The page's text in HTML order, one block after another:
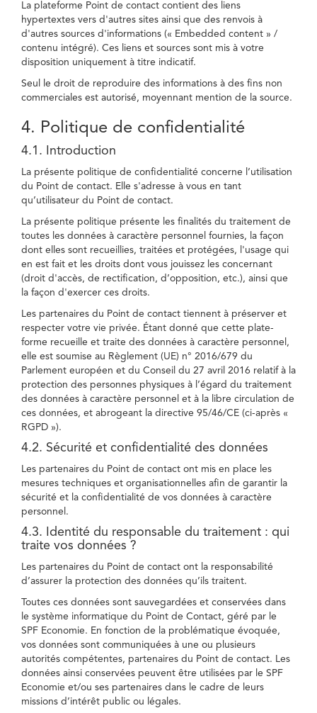
La plateforme Point de contact contient des liens
hypertextes vers d'autres sites ainsi que des renvois à
d'autres sources d'informations (« Embedded content » /
contenu intégré). Ces liens et sources sont mis à votre
disposition uniquement à titre indicatif.
Seul le droit de reproduire des informations à des fins non
commerciales est autorisé, moyennant mention de la source.
4. Politique de confidentialité
4.1. Introduction
La présente politique de confidentialité concerne l’utilisation
du Point de contact. Elle s'adresse à vous en tant
qu’utilisateur du Point de contact.
La présente politique présente les finalités du traitement de
toutes les données à caractère personnel fournies, la façon
dont elles sont recueillies, traitées et protégées, l'usage qui
en est fait et les droits dont vous jouissez les concernant
(droit d'accès, de rectification, d’opposition, etc.), ainsi que
la façon d'exercer ces droits.
Les partenaires du Point de contact tiennent à préserver et
respecter votre vie privée. Étant donné que cette plate-
forme recueille et traite des données à caractère personnel,
elle est soumise au Règlement (UE) n° 2016/679 du
Parlement européen et du Conseil du 27 avril 2016 relatif à la
protection des personnes physiques à l’égard du traitement
des données à caractère personnel et à la libre circulation de
ces données, et abrogeant la directive 95/46/CE (ci-après «
RGPD »).
4.2. Sécurité et confidentialité des données
Les partenaires du Point de contact ont mis en place les
mesures techniques et organisationnelles afin de garantir la
sécurité et la confidentialité de vos données à caractère
personnel.
4.3. Identité du responsable du traitement : qui
traite vos données ?
Les partenaires du Point de contact ont la responsabilité
d’assurer la protection des données qu’ils traitent.
Toutes ces données sont sauvegardées et conservées dans
le système informatique du Point de Contact, géré par le
SPF Economie. En fonction de la problématique évoquée,
vos données sont communiquées à une ou plusieurs
autorités compétentes, partenaires du Point de contact. Les
données ainsi conservées peuvent être utilisées par le SPF
Economie et/ou ses partenaires dans le cadre de leurs
missions d’intérêt public ou légales.